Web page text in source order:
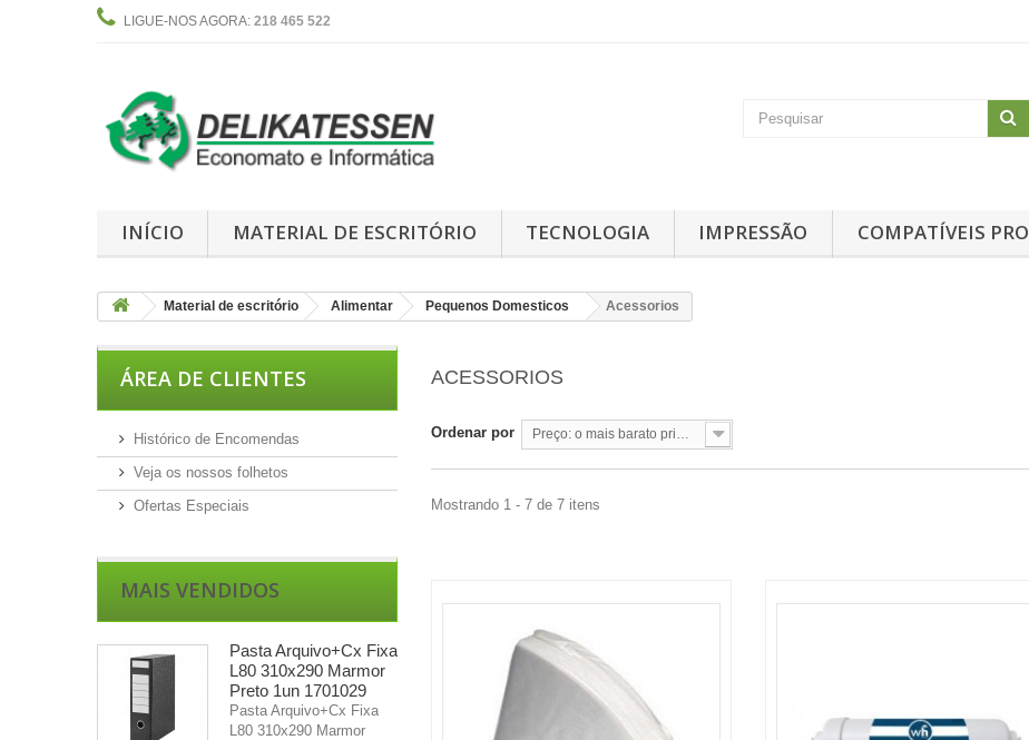
LIGUE-NOS AGORA: 218 465 522
INÍCIO MATERIAL DE ESCRITÓRIO TECNOLOGIA IMPRESSÃO COMPATÍVEIS PRO
Material de escritório Alimentar Pequenos Domesticos Acessorios
ÁREA DE CLIENTES
Histórico de Encomendas
Veja os nossos folhetos
Ofertas Especiais
MAIS VENDIDOS
Pasta Arquivo+Cx Fixa
L80 310x290 Marmor
Preto 1un 1701029
Pasta Arquivo+Cx Fixa
L80 310x290 Marmor
ACESSORIOS
Ordenar por
Mostrando 1 - 7 de 7 itens